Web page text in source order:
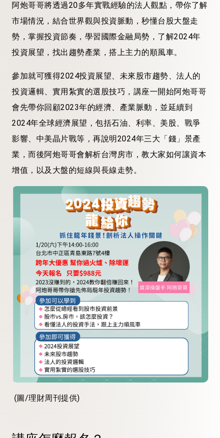
阿炮哥哥將透過20多年實戰經驗的法人觀點，帶你了解
市場情況，結合世界觀與投資脈動，秒懂台股大盤走
勢，掌握投資節奏，學習國際金融局勢，了解2024年
投資展望，找出趨勢產業，搭上主力的順風車。
參加就可獲得2024投資展望、未來股市趨勢、法人的
投資邏輯、實用紮實的選股技巧，講座一開始阿炮哥哥
會先帶你回顧2023年的經濟、產業脈動，並延續到
2024年全球經濟展望，包括石油、利率、美股、戰爭
影響、中美晶片戰等，再說明2024年三大「錢」景產
業，而後阿炮哥哥會解析台灣房市，教大家如何讓資本
增值，以及大盤的短線與長線走勢。
(圖/理財周刊提供)